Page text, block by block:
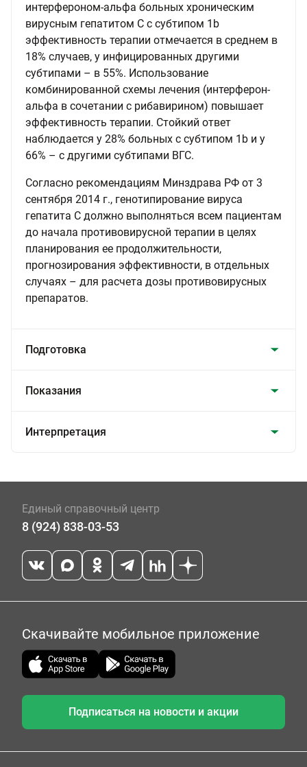
интерфероном-альфа больных хроническим
вирусным гепатитом С с субтипом 1b
эффективность терапии отмечается в среднем в
18% случаев, у инфицированных другими
субтипами – в 55%. Использование
комбинированной схемы лечения (интерферон-
альфа в сочетании с рибавирином) повышает
эффективность терапии. Стойкий ответ
наблюдается у 28% больных с субтипом 1b и у
66% – с другими субтипами ВГС.
Согласно рекомендациям Минздрава РФ от 3
сентября 2014 г., генотипирование вируса
гепатита C должно выполняться всем пациентам
до начала противовирусной терапии в целях
планирования ее продолжительности,
прогнозирования эффективности, в отдельных
случаях – для расчета дозы противовирусных
препаратов.
Подготовка
Показания
Интерпретация
Единый справочный центр
8 (924) 838-03-53
Скачивайте мобильное приложение
Подписаться на новости и акции